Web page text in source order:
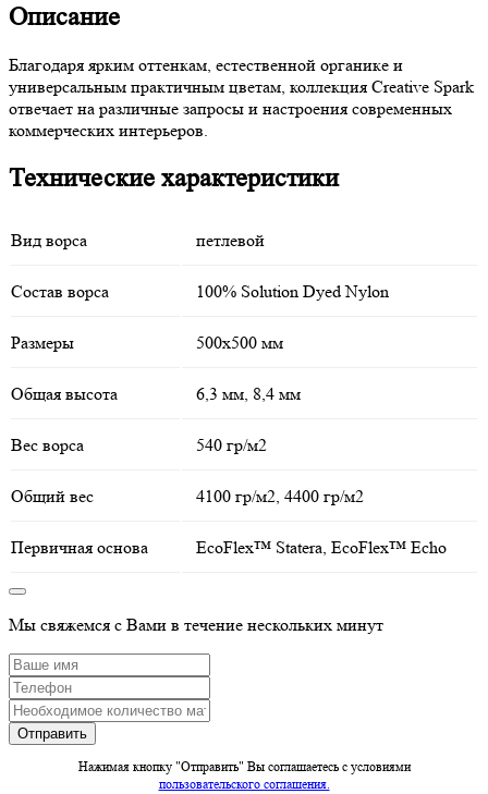
Описание
Благодаря ярким оттенкам, естественной органике и
универсальным практичным цветам, коллекция Creative Spark
отвечает на различные запросы и настроения современных
коммерческих интерьеров.
Технические характеристики
Вид ворса петлевой
Состав ворса 100% Solution Dyed Nylon
Размеры 500х500 мм
Общая высота 6,3 мм, 8,4 мм
Вес ворса 540 гр/м2
Общий вес 4100 гр/м2, 4400 гр/м2
Первичная основа EcoFlex™ Statera, EcoFlex™ Echo
Мы свяжемся с Вами в течение нескольких минут
Нажимая кнопку "Отправить" Вы соглашаетесь c условиями
пользовательского соглашения.